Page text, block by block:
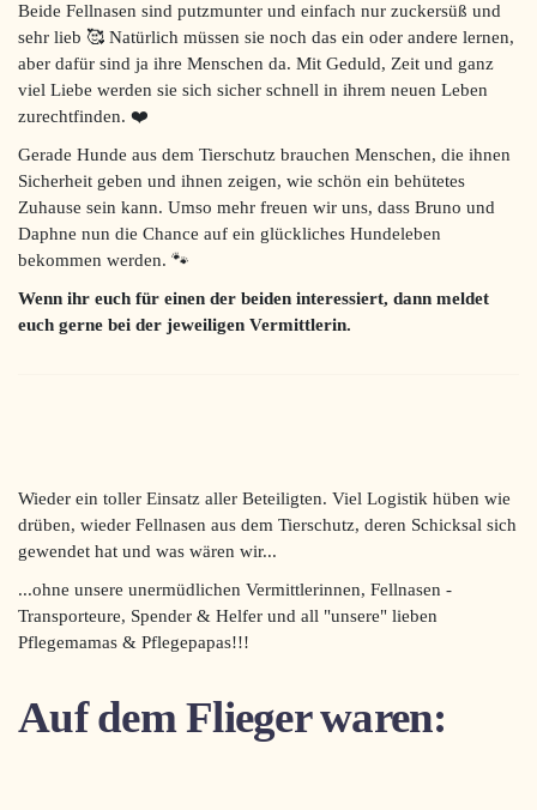
Beide Fellnasen sind putzmunter und einfach nur zuckersüß und
sehr lieb 🥰 Natürlich müssen sie noch das ein oder andere lernen,
aber dafür sind ja ihre Menschen da. Mit Geduld, Zeit und ganz
viel Liebe werden sie sich sicher schnell in ihrem neuen Leben
zurechtfinden. ❤️
Gerade Hunde aus dem Tierschutz brauchen Menschen, die ihnen
Sicherheit geben und ihnen zeigen, wie schön ein behütetes
Zuhause sein kann. Umso mehr freuen wir uns, dass Bruno und
Daphne nun die Chance auf ein glückliches Hundeleben
bekommen werden. 🐾
Wenn ihr euch für einen der beiden interessiert, dann meldet
euch gerne bei der jeweiligen Vermittlerin.
Wieder ein toller Einsatz aller Beteiligten. Viel Logistik hüben wie
drüben, wieder Fellnasen aus dem Tierschutz, deren Schicksal sich
gewendet hat und was wären wir...
...ohne unsere unermüdlichen Vermittlerinnen, Fellnasen -
Transporteure, Spender & Helfer und all "unsere" lieben
Pflegemamas & Pflegepapas!!!
Auf dem Flieger waren: